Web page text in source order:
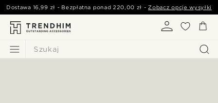
Szukaj
Dostawa 16,99 zł - Bezpłatna ponad220,00 zł -Zobacz opcje wysyłki